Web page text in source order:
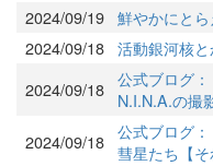
2024/09/19 鮮やかにと
2024/09/18 活動銀河核
2024/09/18 公式ブログ
N.I.N.A.の撮
2024/09/18 公式ブログ
彗星たち【そ